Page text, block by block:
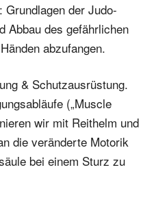
der Judo-
Abbau des gefährlichen
abzufangen.
& Schutzausrüstung.
(„Muscle
wir mit Reithelm und
die veränderte Motorik
bei einem Sturz zu